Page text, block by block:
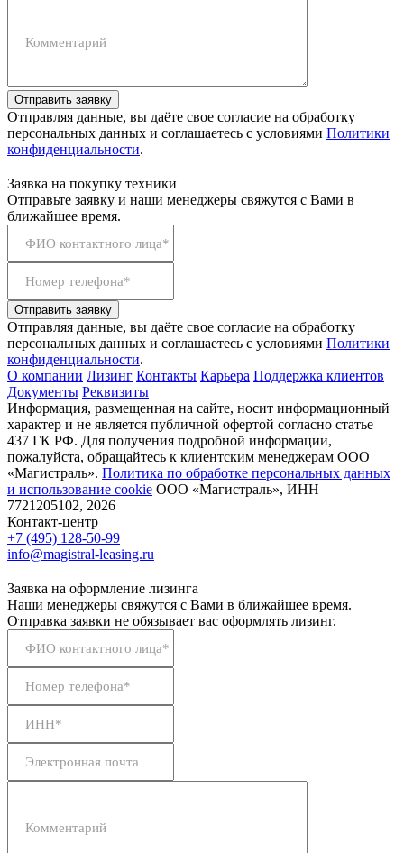
Комментарий
Отправить заявку
Отправляя данные, вы даёте свое согласие на обработку
персональных данных и соглашаетесь с условиями Политики
конфиденциальности.
Заявка на покупку техники
Отправьте заявку и наши менеджеры свяжутся с Вами в
ближайшее время.
ФИО контактного лица*
Номер телефона*
Отправить заявку
Отправляя данные, вы даёте свое согласие на обработку
персональных данных и соглашаетесь с условиями Политики
конфиденциальности.
О компании Лизинг Контакты Карьера Поддержка клиентов
Документы Реквизиты
Информация, размещенная на сайте, носит информационный
характер и не является публичной офертой согласно статье
437 ГК РФ. Для получения подробной информации,
пожалуйста, обращайтесь к клиентским менеджерам ООО
«Магистраль». Политика по обработке персональных данных
и использование сookie ООО «Магистраль», ИНН
7721205102, 2026
Контакт-центр
+7 (495) 128-50-99
info@magistral-leasing.ru
Заявка на оформление лизинга
Наши менеджеры свяжутся с Вами в ближайшее время.
Отправка заявки не обязывает вас оформлять лизинг.
ФИО контактного лица*
Номер телефона*
ИНН*
Электронная почта
Комментарий